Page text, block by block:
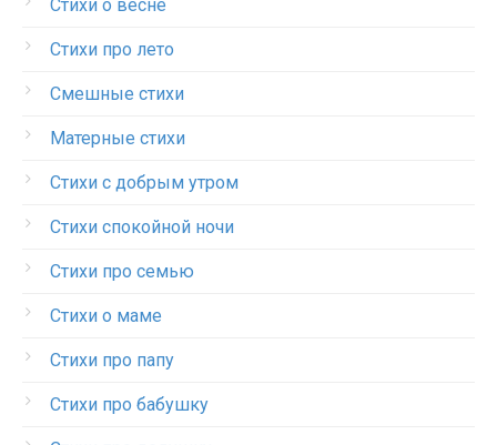
Стихи о весне
Стихи про лето
Смешные стихи
Матерные стихи
Стихи с добрым утром
Стихи спокойной ночи
Стихи про семью
Стихи о маме
Стихи про папу
Стихи про бабушку